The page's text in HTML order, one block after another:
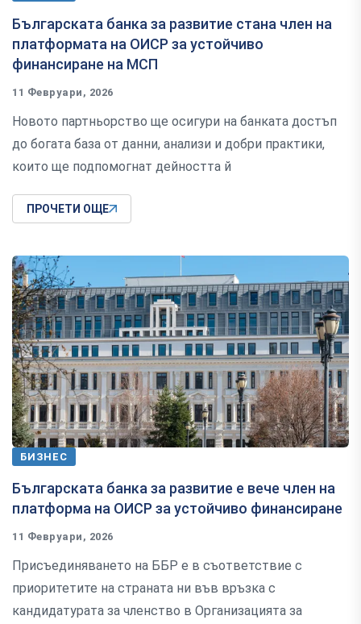
Българската банка за развитие стана член на
платформата на ОИСР за устойчиво
финансиране на МСП
11 Февруари, 2026
Новото партньорство ще осигури на банката достъп
до богата база от данни, анализи и добри практики,
които ще подпомогнат дейността й
ПРОЧЕТИ ОЩЕ
БИЗНЕС
Българската банка за развитие е вече член на
платформа на ОИСР за устойчиво финансиране
11 Февруари, 2026
Присъединяването на ББР е в съответствие с
приоритетите на страната ни във връзка с
кандидатурата за членство в Организацията за